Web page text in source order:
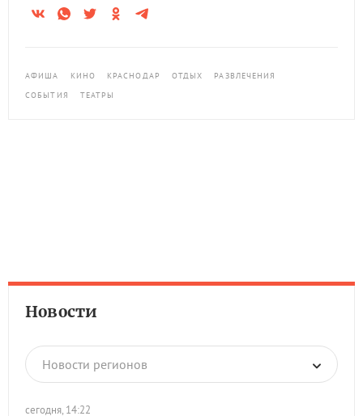
АФИША КИНО КРАСНОДАР ОТДЫХ
РАЗВЛЕЧЕНИЯ
СОБЫТИЯ
ТЕАТРЫ
Новости
Новости регионов
сегодня, 14:22